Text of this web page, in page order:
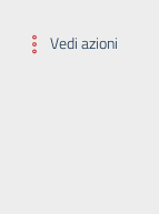
Vedi azioni